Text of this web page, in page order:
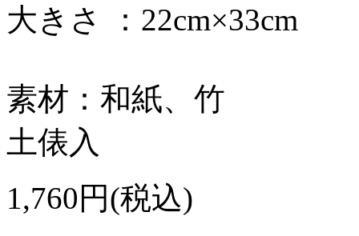
大きさ ：22cm×33cm
素材：和紙、竹
土俵入
1,760円(税込)